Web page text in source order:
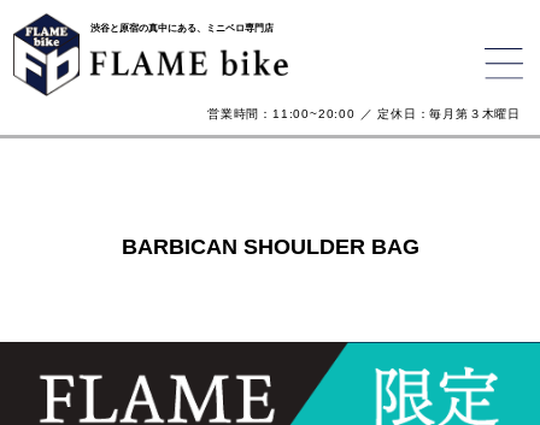
渋谷と原宿の真中にある、ミニベロ専門店
営業時間：11:00~20:00 ／ 定休日：毎月第３木曜日
BARBICAN SHOULDER BAG